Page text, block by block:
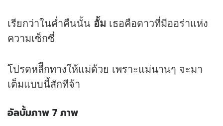
เรียกว่าในค่ำคืนนั้น อั้ม เธอคือดาวที่มีออร่าแห่ง
ความเซ็กซี่
โปรดหลีีกทางให้แม่ด้วย เพราะแม่นานๆ จะมา
เต็มแบบนี้สักทีจ้า
อัลบั้มภาพ 7 ภาพ